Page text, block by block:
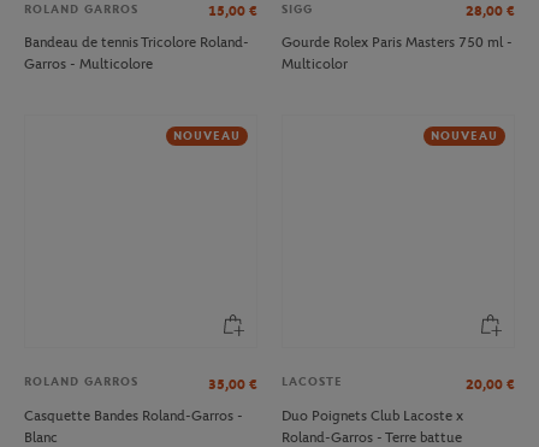
ROLAND GARROS 15,00 €
Bandeau de tennis Tricolore Roland-
Garros - Multicolore
SIGG 28,00 €
Gourde Rolex Paris Masters 750 ml -
Multicolor
NOUVEAU
ROLAND GARROS 35,00 €
Casquette Bandes Roland-Garros -
Blanc
NOUVEAU
LACOSTE 20,00 €
Duo Poignets Club Lacoste x
Roland-Garros - Terre battue